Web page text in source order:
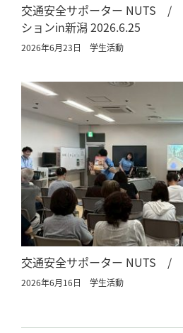
交通安全サポーター NUTS /
ションin新潟 2026.6.25
2026年6月23日 学生活動
交通安全サポーター NUTS /
2026年6月16日 学生活動